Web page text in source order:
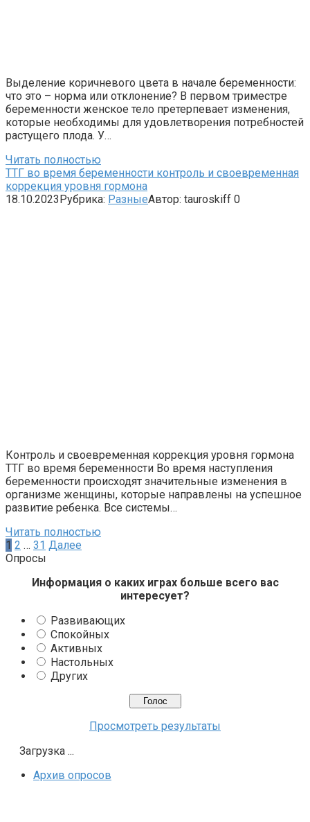
Выделение коричневого цвета в начале беременности:
что это – норма или отклонение? В первом триместре
беременности женское тело претерпевает изменения,
которые необходимы для удовлетворения потребностей
растущего плода. У…
Читать полностью
ТТГ во время беременности контроль и своевременная
коррекция уровня гормона
18.10.2023Рубрика: РазныеАвтор: tauroskiff 0
Контроль и своевременная коррекция уровня гормона
ТТГ во время беременности Во время наступления
беременности происходят значительные изменения в
организме женщины, которые направлены на успешное
развитие ребенка. Все системы…
Читать полностью
Пагинация
записей
1 2 … 31 Далее
Опросы
Информация о каких играх больше всего вас
интересует?
Развивающих
Спокойных
Активных
Настольных
Других
Просмотреть результаты
Загрузка ...
Архив опросов